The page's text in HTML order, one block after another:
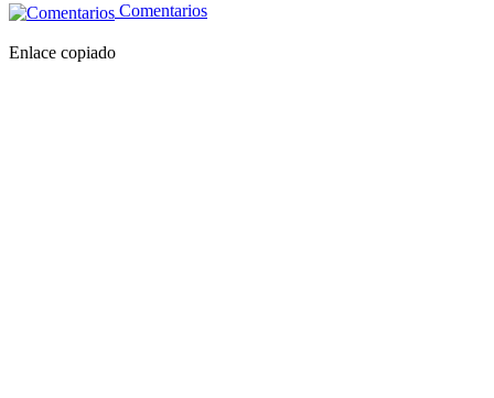
Comentarios
Enlace copiado